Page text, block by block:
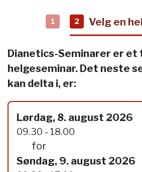
1 2 Velg en
Dianetics-Seminarer er et
helgeseminar. Det neste
kan delta i, er:
Lørdag, 8. august 2026
09.30 - 18.00
for
Søndag, 9. august 2026